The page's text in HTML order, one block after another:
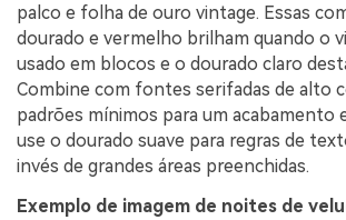
palco e folha de ouro vintage. Essas
dourado e vermelho brilham quando o
usado em blocos e o dourado claro
Combine com fontes serifadas de alto
padrões mínimos para um acabamento
use o dourado suave para regras de
invés de grandes áreas preenchidas.
Exemplo de imagem de noites de